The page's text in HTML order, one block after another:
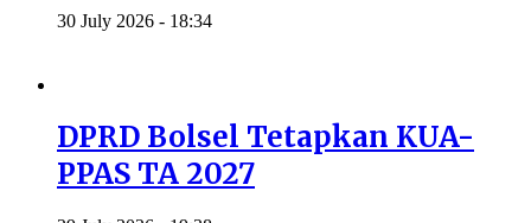
30 July 2026 - 18:34
DPRD Bolsel Tetapkan KUA-
PPAS TA 2027